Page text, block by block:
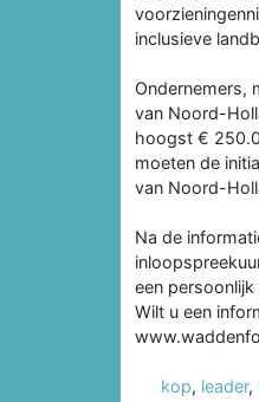
inclusieve
Ondernemers,
van Noord-
hoogst €
moeten de
van Noord-
Na de
een
Wilt u een
kop, leader,